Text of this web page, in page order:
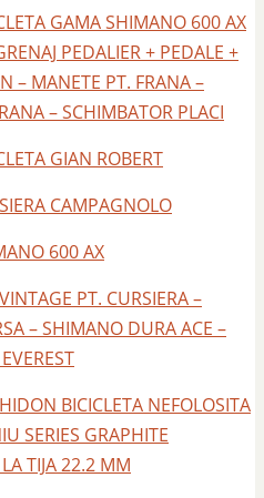
GAMA SHIMANO 600 AX
PEDALIER + PEDALE +
– MANETE PT. FRANA –
– SCHIMBATOR PLACI
GIAN ROBERT
CAMPAGNOLO
600 AX
PT. CURSIERA –
– SHIMANO DURA ACE –
BICICLETA NEFOLOSITA
SERIES GRAPHITE
TIJA 22.2 MM